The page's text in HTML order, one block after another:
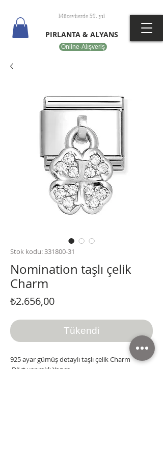
Online-Alışveriş
Mücevherde 59. yıl
PIRLANTA & ALYANS
Stok kodu: 331800-31
Nomination taşlı çelik
Charm
₺2.656,00Fiyat
Tükendi
925 ayar gümüş detaylı taşlı çelik Charm
Dört yapraklı Yonca